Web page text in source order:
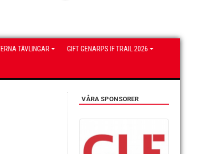
TÄVLINGAR GIFT GENARPS IF TRAIL 2026
VÅRA SPONSORER